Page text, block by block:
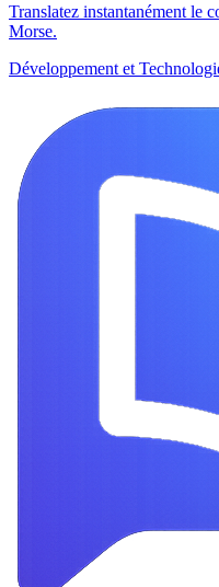
Translatez instantanément le
Morse.
Développement et